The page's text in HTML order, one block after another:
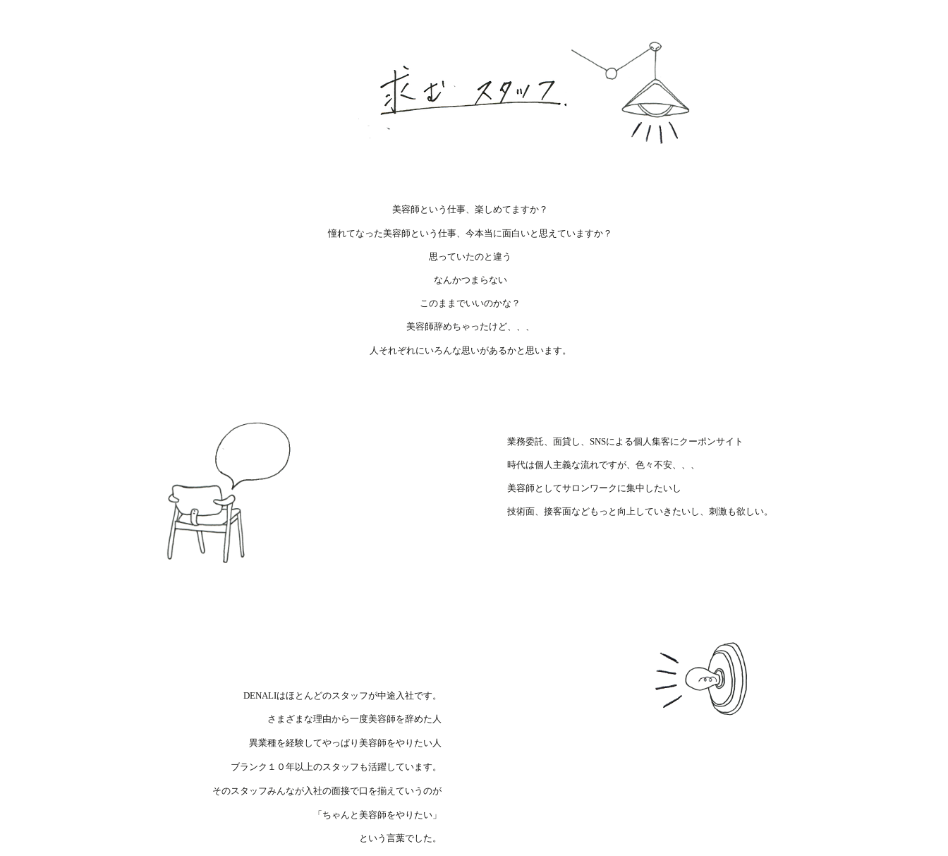
美容師という仕事、楽しめてますか？
憧れてなった美容師という仕事、今本当に面白いと思えていますか？
思っていたのと違う
なんかつまらない
このままでいいのかな？
美容師​辞めちゃったけど、、、
​人それぞれにいろんな思いがあるかと思います。
業務委託、面貸し、SNSによる個人集客にクーポンサイト
時代は個人主義な流れですが、色々不安、、、
美容師としてサロンワークに集中したいし
​技術面、接客面などもっと向上していきたいし、刺激も欲しい。
DENALIはほとんどのスタッフが中途入社です。
さまざまな理由から一度美容師を辞めた人
異業種を経験してやっぱり美容師をやりたい人
ブランク１０年以上のスタッフも活躍しています。
そのスタッフみんなが入社の面接で口を揃えていうのが
​「ちゃんと美容師をやりたい」
という言葉でした。